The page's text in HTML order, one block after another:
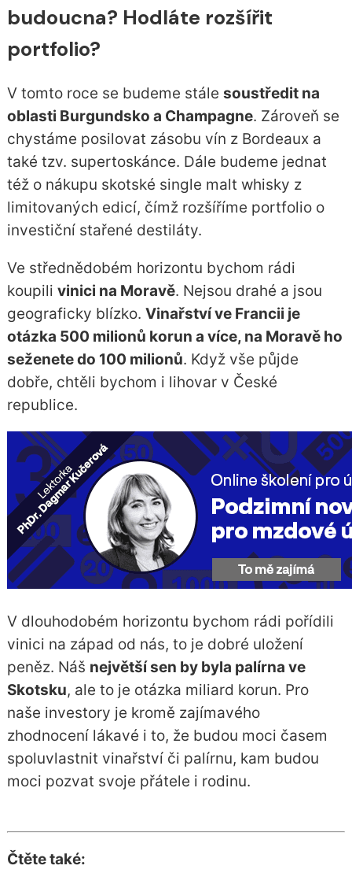
budoucna? Hodláte rozšířit
portfolio?
V tomto roce se budeme stále soustředit na
oblasti Burgundsko a Champagne. Zároveň se
chystáme posilovat zásobu vín z Bordeaux a
také tzv. supertoskánce. Dále budeme jednat
též o nákupu skotské single malt whisky z
limitovaných edicí, čímž rozšíříme portfolio o
investiční stařené destiláty.
Ve střednědobém horizontu bychom rádi
koupili vinici na Moravě. Nejsou drahé a jsou
geograficky blízko. Vinařství ve Francii je
otázka 500 milionů korun a více, na Moravě ho
seženete do 100 milionů. Když vše půjde
dobře, chtěli bychom i lihovar v České
republice.
V dlouhodobém horizontu bychom rádi pořídili
vinici na západ od nás, to je dobré uložení
peněz. Náš největší sen by byla palírna ve
Skotsku, ale to je otázka miliard korun. Pro
naše investory je kromě zajímavého
zhodnocení lákavé i to, že budou moci časem
spoluvlastnit vinařství či palírnu, kam budou
moci pozvat svoje přátele i rodinu.
Čtěte také: